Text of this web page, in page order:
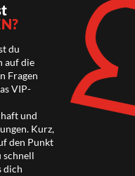
du
auf die
Fragen
VIP-
und
Kurz,
den Punkt
schnell
dich